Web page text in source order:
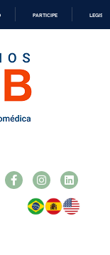
PARTICIPE